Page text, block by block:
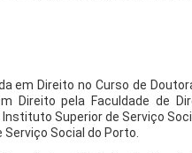
em Direito no Curso de
Direito pela Faculdade de
Superior de Serviço
Social do Porto.